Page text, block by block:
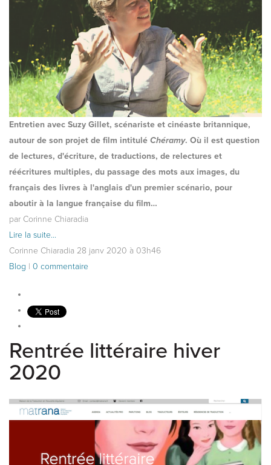
Entretien avec Suzy Gillet, scénariste et cinéaste britannique,
autour de son projet de film intitulé Chéramy. Où il est question
de lectures, d'écriture, de traductions, de relectures et
réécritures multiples, du passage des mots aux images, du
français des livres à l'anglais d'un premier scénario, pour
aboutir à la langue française du film…
par Corinne Chiaradia
Lire la suite...
Corinne Chiaradia 28 janv 2020 à 03h46
Blog | 0 commentaire
Rentrée littéraire hiver
2020